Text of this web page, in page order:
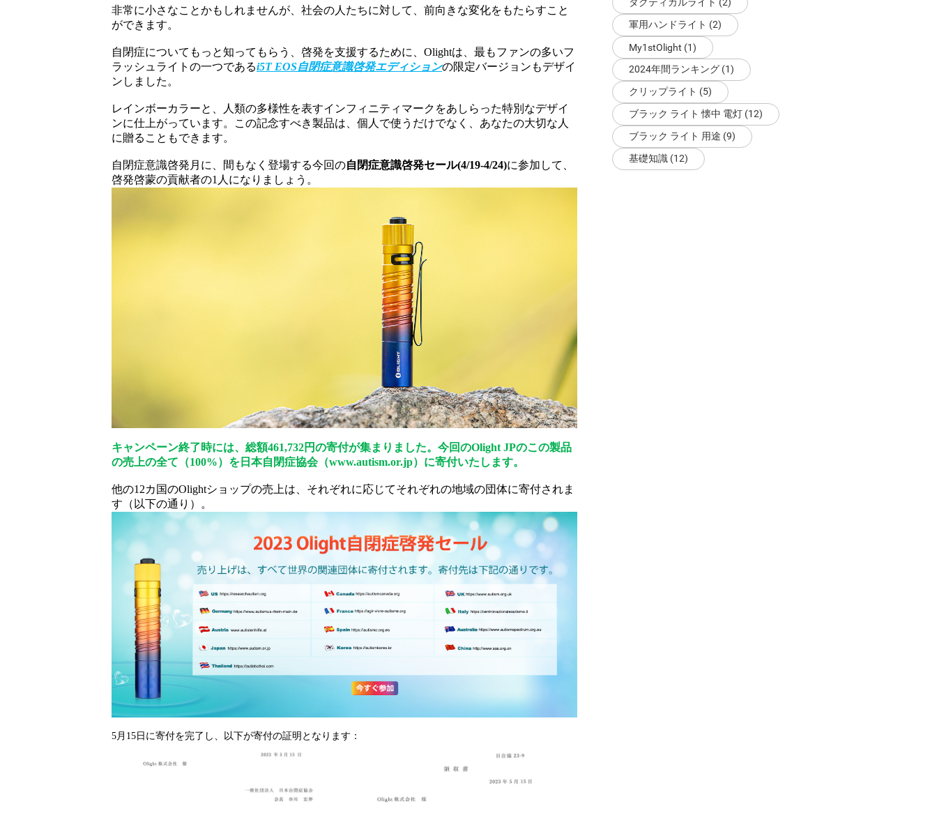
非常に小さなことかもしれませんが、社会の人たちに対して、前向きな変化をもたらすこと
ができます。
自閉症についてもっと知ってもらう、啓発を支援するために、Olightは、最もファンの多いフ
ラッシュライトの一つであるi5T EOS自閉症意識啓発エディションの限定バージョンもデザイ
ンしました。
レインボーカラーと、人類の多様性を表すインフィニティマークをあしらった特別なデザイ
ンに仕上がっています。この記念すべき製品は、個人で使うだけでなく、あなたの大切な人
に贈ることもできます。
自閉症意識啓発月に、間もなく登場する今回の自閉症意識啓発セール(4/19-4/24)に参加して、
啓発啓蒙の貢献者の1人になりましょう。
キャンペーン終了時には、総額461,732円の寄付が集まりました。今回のOlight JPのこの製品
の売上の全て（100%）を日本自閉症協会（www.autism.or.jp）に寄付いたします。
他の12カ国のOlightショップの売上は、それぞれに応じてそれぞれの地域の団体に寄付されま
す（以下の通り）。
5月15日に寄付を完了し、以下が寄付の証明となります：
軍用ハンドライト (2)
My1stOlight (1)
2024年間ランキング (1)
クリップライト (5)
ブラック ライト 懐中 電灯 (12)
ブラック ライト 用途 (9)
基礎知識 (12)